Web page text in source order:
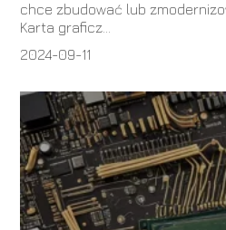
chce zbudować lub
Karta graficz...
2024-09-11